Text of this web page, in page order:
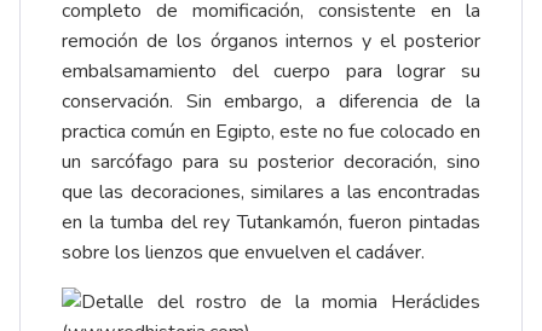
completo de momificación, consistente en la
remoción de los órganos internos y el posterior
embalsamamiento del cuerpo para lograr su
conservación. Sin embargo, a diferencia de la
practica común en Egipto, este no fue colocado en
un sarcófago para su posterior decoración, sino
que las decoraciones, similares a las encontradas
en la tumba del rey Tutankamón, fueron pintadas
sobre los lienzos que envuelven el cadáver.